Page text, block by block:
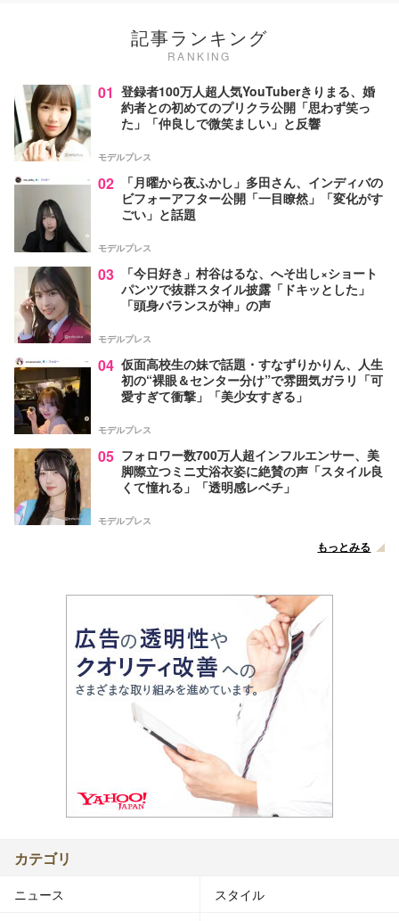
記事ランキング
RANKING
01 登録者100万人超人気YouTuberきりまる、婚
約者との初めてのプリクラ公開「思わず笑っ
た」「仲良しで微笑ましい」と反響
モデルプレス
02
「月曜から夜ふかし」多田さん、インディバの
ビフォーアフター公開「一目瞭然」「変化がす
ごい」と話題
モデルプレス
03
「今日好き」村谷はるな、へそ出し×ショート
パンツで抜群スタイル披露「ドキッとした」
「頭身バランスが神」の声
モデルプレス
04 仮面高校生の妹で話題・すなずりかりん、人生
初の“裸眼＆センター分け”で雰囲気ガラリ「可
愛すぎて衝撃」「美少女すぎる」
モデルプレス
05 フォロワー数700万人超インフルエンサー、美
脚際立つミニ丈浴衣姿に絶賛の声「スタイル良
くて憧れる」「透明感レベチ」
モデルプレス
もっとみる
カテゴリ
ニュース スタイル